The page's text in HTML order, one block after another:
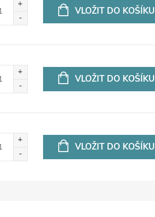
VLOŽIT DO KOŠÍKU
VLOŽIT DO KOŠÍKU
VLOŽIT DO KOŠÍKU